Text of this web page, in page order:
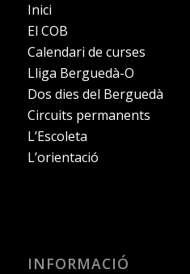
Inici
El COB
Calendari de curses
Lliga Berguedà-O
Dos dies del Berguedà
Circuits permanents
L’Escoleta
L’orientació
INFORMACIÓ